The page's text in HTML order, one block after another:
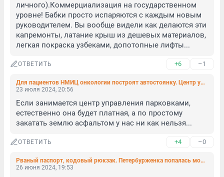
личного).Коммерциализация на государственном
уровне! Бабки просто испаряются с каждым новым
руководителем. Вы вообще видели как делаются эти
капремонты, латание крыш из дешевых материалов,
легкая покраска узбеками, допотопные лифты...
ОТВЕТИТЬ +6 –1
Для пациентов НМИЦ онкологии построят автостоянку. Центр управления парковками получил под нее 2 гектара земли
23 июля 2024, 20:56
Если занимается центр управления парковками,
естественно она будет платная, а по простому
закатать землю асфальтом у нас ни как нельзя...
ОТВЕТИТЬ +4 –0
Рваный паспорт, кодовый рюкзак. Петербурженка попалась мошенникам по очень продуманной схеме
26 июня 2024, 19:53